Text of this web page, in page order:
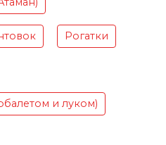
Рогатки
и луком)